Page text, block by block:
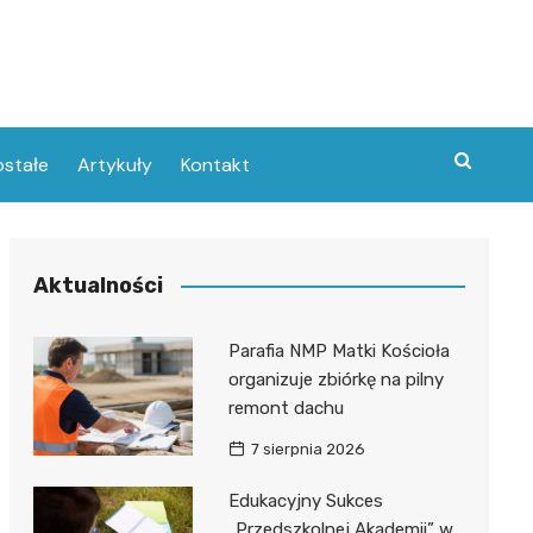
Artykuły Kontakt
Aktualności
Parafia NMP Matki Kościoła
organizuje zbiórkę na pilny
remont dachu
7 sierpnia 2026
Edukacyjny Sukces